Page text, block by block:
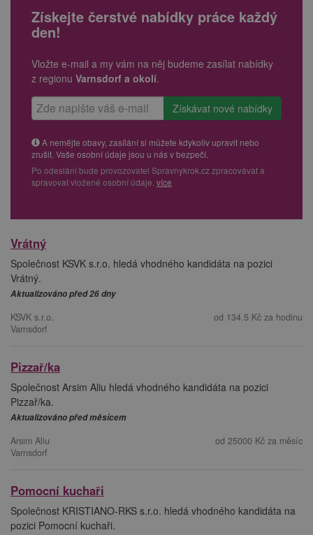
Získejte čerstvé nabídky práce každý
den!
Vložte e-mail a my vám na něj budeme zasílat nabídky
z regionu Varnsdorf a okolí.
A nemějte obavy, zasílání si můžete kdykoliv upravit nebo
zrušit. Vaše osobní údaje jsou u nás v bezpečí.
Po odeslání bude provozovatel Spravnykrok.cz zpracovávat a
spravovat vložené osobní údaje. více
Vrátný
Společnost KSVK s.r.o. hledá vhodného kandidáta na pozici
Vrátný.
Aktualizováno před 26 dny
KSVK s.r.o.
Varnsdorf
od 134.5 Kč za hodinu
Pizzař/ka
Společnost Arsim Aliu hledá vhodného kandidáta na pozici
Pizzař/ka.
Aktualizováno před měsícem
Arsim Aliu
Varnsdorf
od 25000 Kč za měsíc
Pomocní kuchaři
Společnost KRISTIANO-RKS s.r.o. hledá vhodného kandidáta na
pozici Pomocní kuchaři.